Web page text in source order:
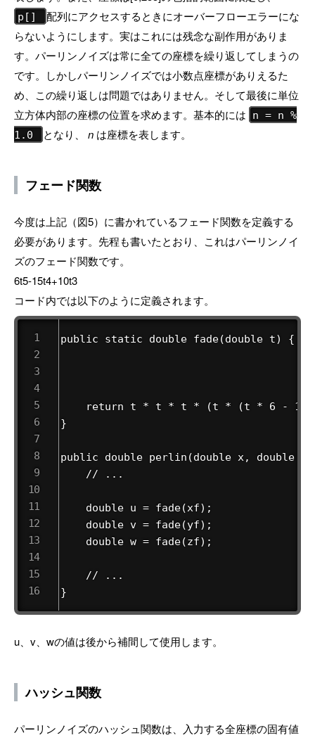
p[]
配列にアクセスするときにオーバーフローエラーにな
らないようにします。実はこれには残念な副作用がありま
す。パーリンノイズは常に全ての座標を繰り返してしまうの
です。しかしパーリンノイズでは小数点座標がありえるた
め、この繰り返しは問題ではありません。そして最後に単位
立方体内部の座標の位置を求めます。基本的には
n = n %
1.0
となり、 nは座標を表します。
フェード関数
今度は上記（図5）に書かれているフェード関数を定義する
必要があります。先程も書いたとおり、これはパーリンノイ
ズのフェード関数です。
6t5-15t4+10t3
コード内では以下のように定義されます。
public static double fade(double t) {
return t * t * t * (t * (t * 6 -
}
public double perlin(double x, double
    // ...
    double u = fade(xf);
    double v = fade(yf);
    double w = fade(zf);
    // ...
}
u、v、wの値は後から補間して使用します。
ハッシュ関数
パーリンノイズのハッシュ関数は、入力する全座標の固有値